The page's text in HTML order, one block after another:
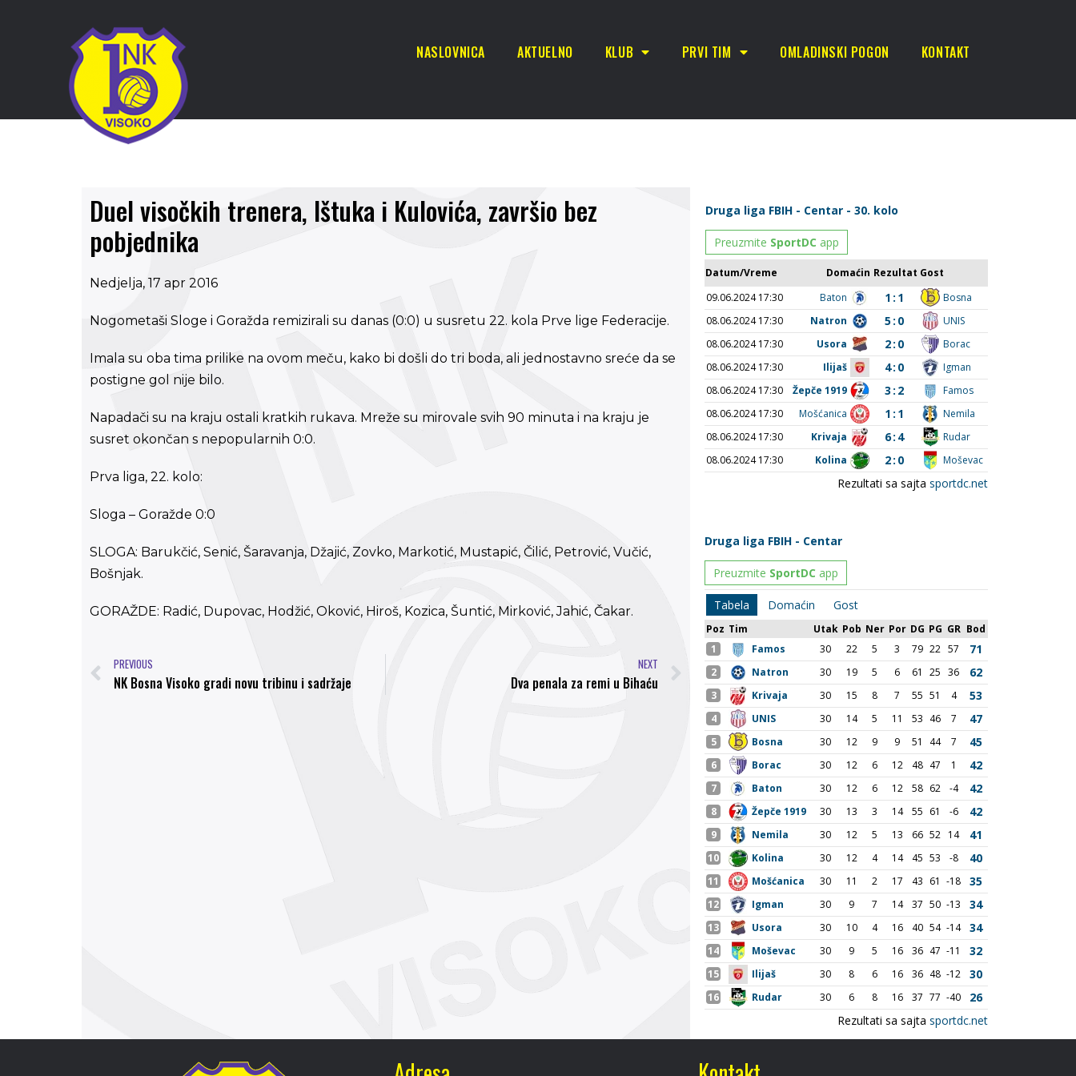
NASLOVNICA AKTUELNO KLUB PRVI TIM OMLADINSKI POGON KONTAKT
Duel visočkih trenera, Ištuka i Kulovića, završio bez
pobjednika
Nedjelja, 17 apr 2016
Nogometaši Sloge i Goražda remizirali su danas (0:0) u susretu 22. kola Prve lige Federacije.
Imala su oba tima prilike na ovom meču, kako bi došli do tri boda, ali jednostavno sreće da se
postigne gol nije bilo.
Napadači su na kraju ostali kratkih rukava. Mreže su mirovale svih 90 minuta i na kraju je
susret okončan s nepopularnih 0:0.
Prva liga, 22. kolo:
Sloga – Goražde 0:0
SLOGA: Barukčić, Senić, Šaravanja, Džajić, Zovko, Markotić, Mustapić, Čilić, Petrović, Vučić,
Bošnjak.
GORAŽDE: Radić, Dupovac, Hodžić, Oković, Hiroš, Kozica, Šuntić, Mirković, Jahić, Čakar.
PREVIOUS
NK Bosna Visoko gradi novu tribinu i sadržaje
NEXT
Dva penala za remi u Bihaću